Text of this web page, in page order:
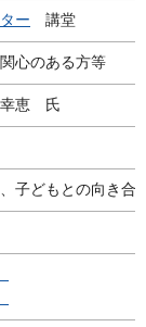
ー 講堂
関心のある方等
恵 氏
子どもとの向き合